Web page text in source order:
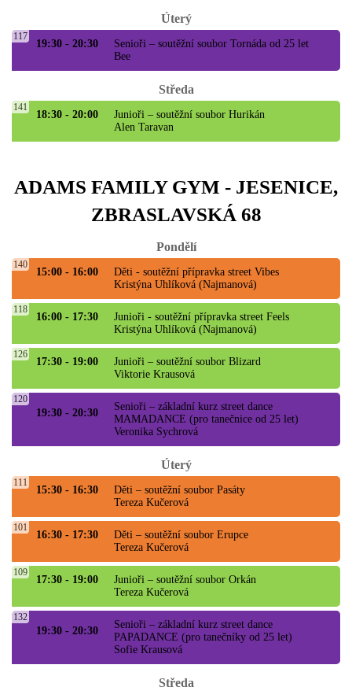
Úterý
19:30 - 20:30
117
Senioři – soutěžní soubor Tornáda od 25 let
Bee
Středa
18:30 - 20:00
141
Junioři – soutěžní soubor Hurikán
Alen Taravan
ADAMS FAMILY GYM - JESENICE,
ZBRASLAVSKÁ 68
Pondělí
15:00 - 16:00
140
Děti - soutěžní přípravka street Vibes
Kristýna Uhlíková (Najmanová)
16:00 - 17:30
118
Junioři - soutěžní přípravka street Feels
Kristýna Uhlíková (Najmanová)
17:30 - 19:00
126
Junioři – soutěžní soubor Blizard
Viktorie Krausová
19:30 - 20:30
120
Senioři – základní kurz street dance
MAMADANCE (pro tanečnice od 25 let)
Veronika Sychrová
Úterý
15:30 - 16:30
111
Děti – soutěžní soubor Pasáty
Tereza Kučerová
16:30 - 17:30
101
Děti – soutěžní soubor Erupce
Tereza Kučerová
17:30 - 19:00
109
Junioři – soutěžní soubor Orkán
Tereza Kučerová
19:30 - 20:30
132
Senioři – základní kurz street dance
PAPADANCE (pro tanečníky od 25 let)
Sofie Krausová
Středa